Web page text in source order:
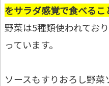
をサラダ感覚で食べるこ
野菜は5種類使われてお
っています。
ソースもすりおろし野